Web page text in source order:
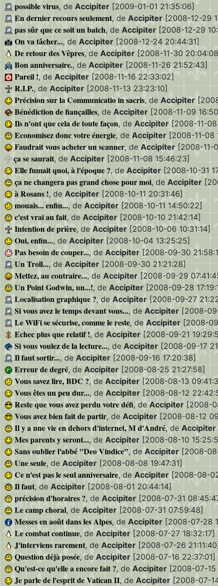
possible virus, de Accipiter [2009-01-01 21:35:06]
En dernier recours seulement, de Accipiter [2008-12-29
pas sûr que ce soit un batch, de Accipiter [2008-12-29
On va tâcher..., de Accipiter [2008-12-24 20:44:31]
De retour des Vêpres, de Accipiter [2008-11-30
Bon anniversaire., de Accipiter [2008-11-26 21:52:43]
Pareil !, de Accipiter [2008-11-16 22:33:02]
R.I.P., de Accipiter [2008-11-13 23:23:10]
Précision sur la Communicatio in sacris, de Accipiter
Bénédiction de fiançailles, de Accipiter [2008-11-09
Ils n'ont que cela de toute façon, de Accipiter [2008-11-
Economisez donc votre énergie, deAccipiter [2008-11-08
Faudrait vous acheter un scanner, deAccipiter[2008-11-
ça se saurait, de Accipiter [2008-11-08 15:46:23]
Elle fumait quoi, à l'époque ?, de Accipiter [2008-10-31
ça ne changera pas grand chose pour moi, de Accipiter
à Rosans !, deAccipiter [2008-10-11 20:31:46]
mouais... enfin..., de Accipiter [2008-10-11 14:50:22]
c'est vrai au fait, de Accipiter[2008-10-10 21:42:14]
Intention de prière, de Accipiter [2008-10-06 10:31:14]
Oui, enfin..., de Accipiter[2008-10-04 13:25:25]
Pas besoin de couper..., de Accipiter [2008-09-30
Un Troll..., de Accipiter [2008-09-30 21:21:28]
Mettez, au contraire..., de Accipiter [2008-09-29
Un Point Godwin, un...!, de Accipiter [2008-09-28
Localisation graphique ?, deAccipiter[2008-09-27
Si vous avez le temps devant vous..., de Accipiter [2008-
Le WiFi se sécurise, comme le reste, de Accipiter [2008-
Echec plus que relatif !, de Accipiter [2008-09-21
Si vous voulez de la lecture..., de Accipiter [2008-09-17
Il faut sortir..., de Accipiter [2008-09-16 17:20:38]
Erreur de degré, de Accipiter[2008-08-25 21:27:58]
Vous savez lire, BDC ?, de Accipiter [2008-08-13
Vous êtes un peu dur..., deAccipiter [2008-08-12
Reste que vous avez perdu votre défi, de Accipiter [2008-
Vous avez bien fait de partir, de Accipiter[2008-08-12
Il y a une vie en dehors d'internet, M d'André, de Accipiter
Mes parents y seront..., deAccipiter [2008-08-10
Sans oublier l'abbé "Deo Vindice", de Accipiter [2008-
Une seule, de Accipiter [2008-08-08 19:47:31]
Ce n'est pas le seul anniversaire, de Accipiter [2008-08-
Il faut, de Accipiter [2008-08-01 20:44:14]
précision d'horaires ?, de Accipiter [2008-07-31
Le camp choral, de Accipiter [2008-07-31 07:59:48]
Messes en août dans les Alpes, de Accipiter [2008-07-28
Le combat continue, deAccipiter [2008-07-27 18:32:17]
J'interviens rarement, de Accipiter [2008-07-26
Question déjà posée, de Accipiter [2008-07-16 22:37:01]
Qu'est-ce qu'elle a encore fait ?, deAccipiter [2008-07-
Je parle de l'esprit de Vatican II, de Accipiter [2008-07-